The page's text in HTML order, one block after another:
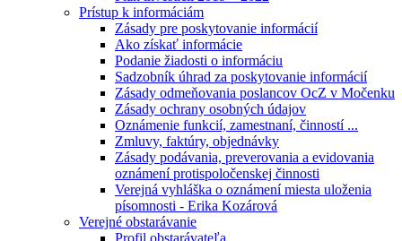
Prístup k informáciám
Zásady pre poskytovanie informácií
Ako získať informácie
Podanie žiadosti o informáciu
Sadzobník úhrad za poskytovanie informácií
Zásady odmeňovania poslancov OcZ v Močenku
Zásady ochrany osobných údajov
Oznámenie funkcií, zamestnaní, činností ...
Zmluvy, faktúry, objednávky
Zásady podávania, preverovania a evidovania
oznámení protispoločenskej činnosti
Verejná vyhláška o oznámení miesta uloženia
písomnosti - Erika Kozárová
Verejné obstarávanie
Profil obstarávateľa